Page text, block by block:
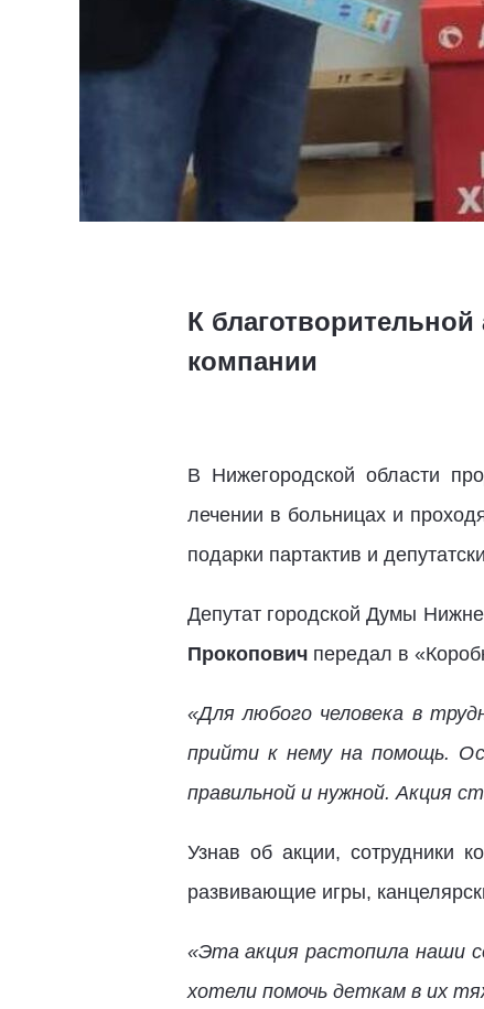
К
компании
В Нижегородской области
лечении в больницах и
подарки партактив и
Депутат городской Думы
Прокопович передал в
«Для любого человека в
прийти к нему на помощь.
правильной и нужной. Акция
Узнав об акции, сотрудники
развивающие игры,
«Эта акция растопила наши
хотели помочь деткам в их